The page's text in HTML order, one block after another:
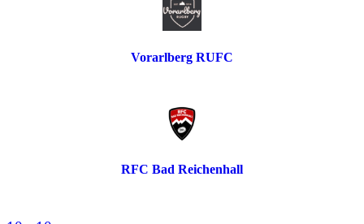
Vorarlberg RUFC
RFC Bad Reichenhall